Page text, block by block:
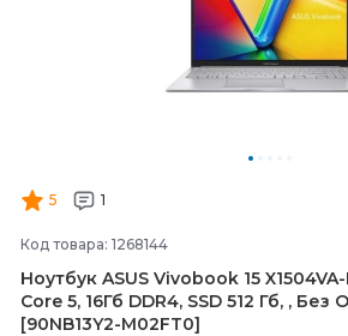
5 1
Код товара: 1268144
Ноутбук ASUS Vivobook 15 X1504VA-
Core 5, 16Гб DDR4, SSD 512 Гб, ,
[90NB13Y2-M02FT0]